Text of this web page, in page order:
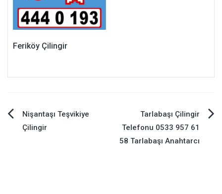
Feriköy Çilingir
YazıNişantaşı Teşvikiye
Çilingir
Tarlabaşı Çilingir
Telefonu 0533 957 61
58 Tarlabaşı Anahtarcı